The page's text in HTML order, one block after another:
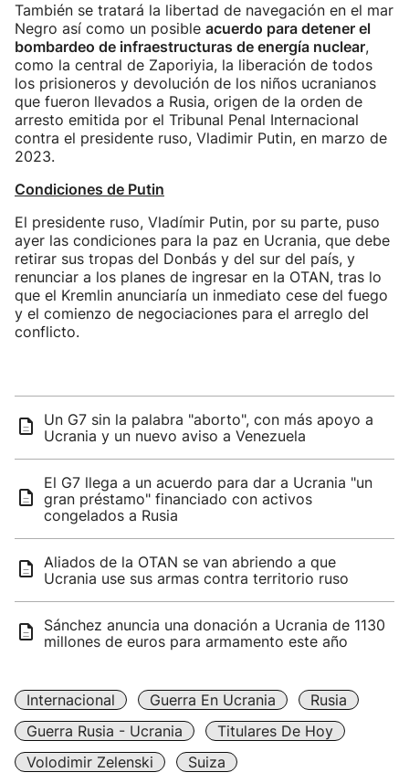
También se tratará la libertad de navegación en el mar
Negro así como un posible acuerdo para detener el
bombardeo de infraestructuras de energía nuclear,
como la central de Zaporiyia, la liberación de todos
los prisioneros y devolución de los niños ucranianos
que fueron llevados a Rusia, origen de la orden de
arresto emitida por el Tribunal Penal Internacional
contra el presidente ruso, Vladimir Putin, en marzo de
2023.
Condiciones de Putin
El presidente ruso, Vladímir Putin, por su parte, puso
ayer las condiciones para la paz en Ucrania, que debe
retirar sus tropas del Donbás y del sur del país, y
renunciar a los planes de ingresar en la OTAN, tras lo
que el Kremlin anunciaría un inmediato cese del fuego
y el comienzo de negociaciones para el arreglo del
conflicto.
Un G7 sin la palabra "aborto", con más apoyo a
Ucrania y un nuevo aviso a Venezuela
El G7 llega a un acuerdo para dar a Ucrania "un
gran préstamo" financiado con activos
congelados a Rusia
Aliados de la OTAN se van abriendo a que
Ucrania use sus armas contra territorio ruso
Sánchez anuncia una donación a Ucrania de 1130
millones de euros para armamento este año
Internacional Guerra En Ucrania
Rusia
Guerra Rusia - Ucrania
Titulares De Hoy
Volodimir Zelenski
Suiza